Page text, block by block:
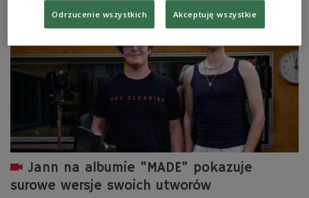
Jann na albumie "MADE" pokazuje
surowe wersje swoich utworów
Odrzucenie wszystkich Akceptuję wszystkie